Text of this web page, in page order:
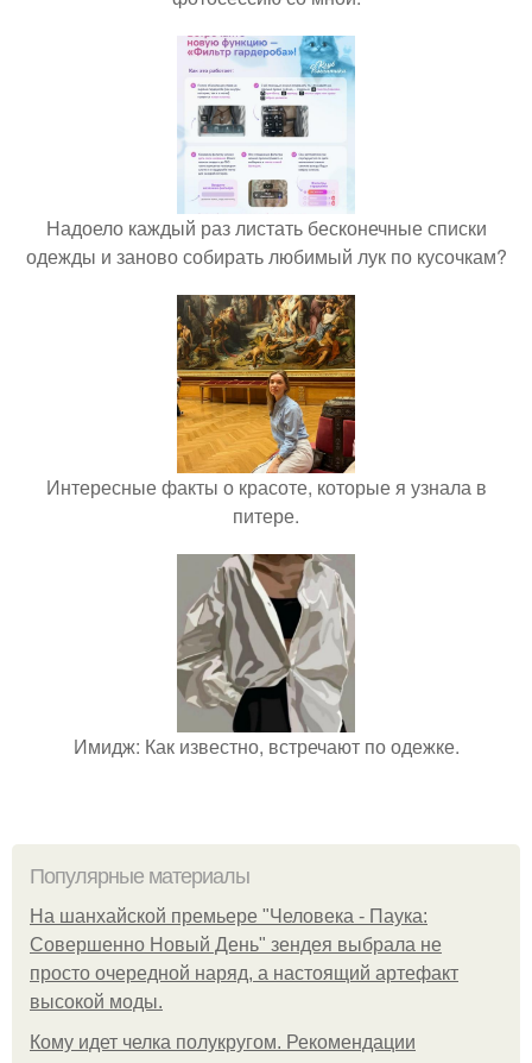
Надоело каждый раз листать бесконечные списки
одежды и заново собирать любимый лук по кусочкам?
Интересные факты о красоте, которые я узнала в
питере.
Имидж: Как известно, встречают по одежке.
Популярные материалы
На шанхайской премьере "Человека - Паука:
Совершенно Новый День" зендея выбрала не
просто очередной наряд, а настоящий артефакт
высокой моды.
Кому идет челка полукругом. Рекомендации